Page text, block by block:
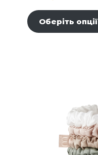
Оберіть опції